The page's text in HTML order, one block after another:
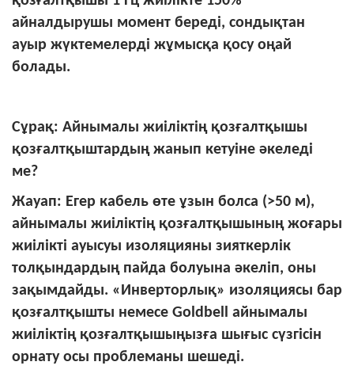
айналдырушы момент береді, сондықтан
ауыр жүктемелерді жұмысқа қосу оңай
болады.
Сұрақ: Айнымалы жиіліктің қозғалтқышы
қозғалтқыштардың жанып кетуіне әкеледі
ме?
Жауап: Егер кабель өте ұзын болса (>50 м),
айнымалы жиіліктің қозғалтқышының жоғары
жиілікті ауысуы изоляцияны зияткерлік
толқындардың пайда болуына әкеліп, оны
зақымдайды. «Инверторлық» изоляциясы бар
қозғалтқышты немесе Goldbell айнымалы
жиіліктің қозғалтқышыңызға шығыс сүзгісін
орнату осы проблеманы шешеді.